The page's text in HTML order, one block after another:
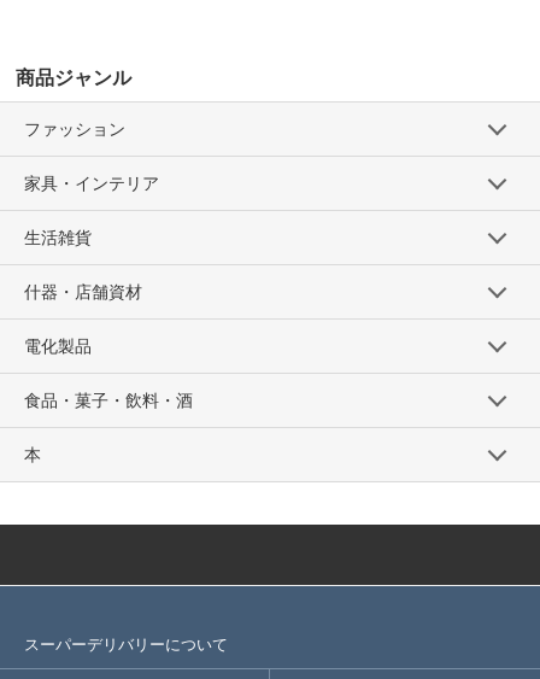
商品ジャンル
ファッション
家具・インテリア
生活雑貨
什器・店舗資材
電化製品
食品・菓子・飲料・酒
本
スーパーデリバリーについて